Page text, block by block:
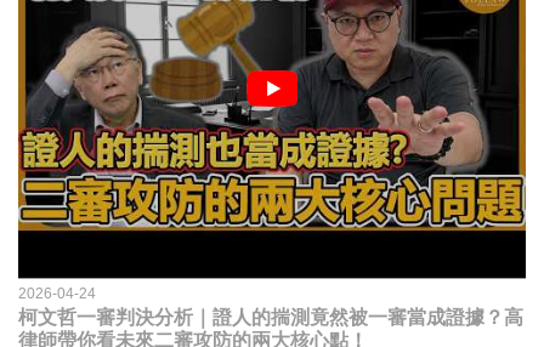
2026-04-24
柯文哲一審判決分析｜證人的揣測竟然被一審當成證據？高
律師帶你看未來二審攻防的兩大核心點！